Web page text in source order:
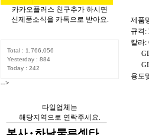
카카오플러스 친구추가 하시면
신제품소식을 카톡으로 받아요.
Total : 1,766,056
Yesterday : 884
Today : 242
-->
타일업체는
해당지역으로 연락주세요.
제품
규격:
칼라:
용도